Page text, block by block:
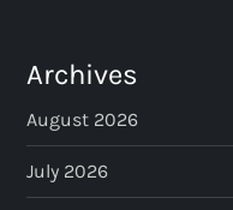
Archives
August 2026
July 2026